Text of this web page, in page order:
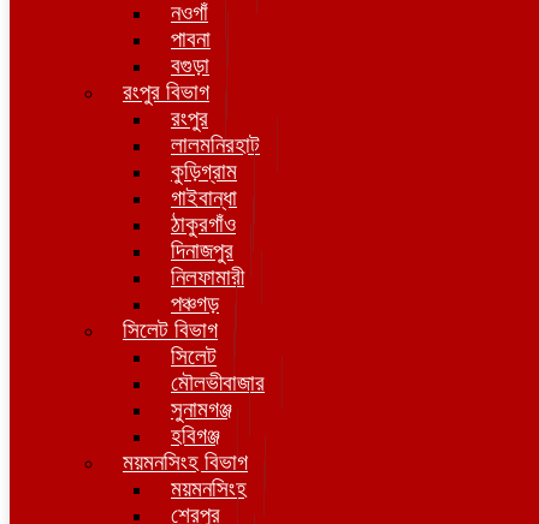
নওগাঁ
পাবনা
বগুড়া
রংপুর বিভাগ
রংপুর
লালমনিরহাট
কুড়িগ্রাম
গাইবান্ধা
ঠাকুরগাঁও
দিনাজপুর
নিলফামারী
পঞ্চগড়
সিলেট বিভাগ
সিলেট
মৌলভীবাজার
সুনামগঞ্জ
হবিগঞ্জ
ময়মনসিংহ বিভাগ
ময়মনসিংহ
শেরপুর